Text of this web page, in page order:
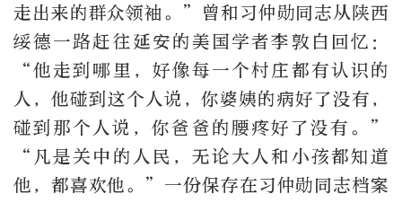
走出来的群众领袖。”曾和习仲勋同志从陕西
绥德一路赶往延安的美国学者李敦白回忆：
“他走到哪里，好像每一个村庄都有认识的
人，他碰到这个人说，你婆姨的病好了没有，
碰到那个人说，你爸爸的腰疼好了没有。”
“凡是关中的人民，无论大人和小孩都知道
他，都喜欢他。”一份保存在习仲勋同志档案